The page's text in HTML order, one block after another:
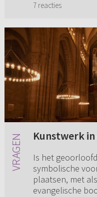
tijd zou kunnen
7 reacties
Kunstwerk
Is het
symbolische
plaatsen, met
evangelische